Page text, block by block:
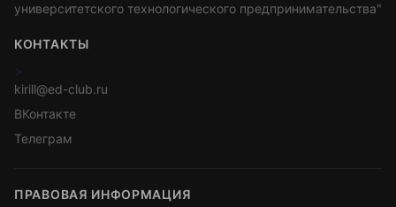
университетского технологического предпринимательства"
КОНТАКТЫ
>
kirill@ed-club.ru
ВКонтакте
Телеграм
ПРАВОВАЯ ИНФОРМАЦИЯ